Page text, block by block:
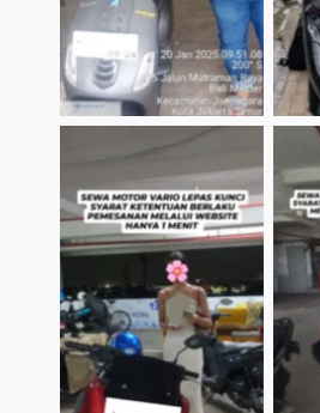
TNo Caption